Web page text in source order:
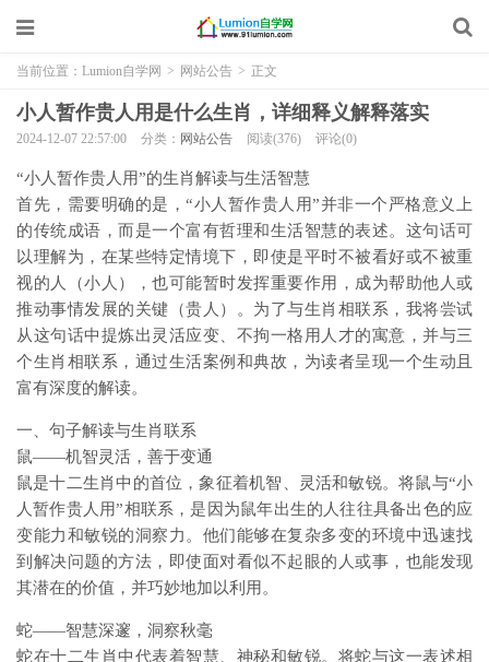
当前位置： Lumion自学网 > 网站公告 > 正文
小人暂作贵人用是什么生肖，详细释义解释落实
2024-12-07 22:57:00 分类： 网站公告 阅读(376) 评论(0)
“小人暂作贵人用”的生肖解读与生活智慧
首先，需要明确的是，“小人暂作贵人用”并非一个严格意义上
的传统成语，而是一个富有哲理和生活智慧的表述。这句话可
以理解为，在某些特定情境下，即使是平时不被看好或不被重
视的人（小人），也可能暂时发挥重要作用，成为帮助他人或
推动事情发展的关键（贵人）。为了与生肖相联系，我将尝试
从这句话中提炼出灵活应变、不拘一格用人才的寓意，并与三
个生肖相联系，通过生活案例和典故，为读者呈现一个生动且
富有深度的解读。
一、句子解读与生肖联系
鼠——机智灵活，善于变通
鼠是十二生肖中的首位，象征着机智、灵活和敏锐。将鼠与“小
人暂作贵人用”相联系，是因为鼠年出生的人往往具备出色的应
变能力和敏锐的洞察力。他们能够在复杂多变的环境中迅速找
到解决问题的方法，即使面对看似不起眼的人或事，也能发现
其潜在的价值，并巧妙地加以利用。
蛇——智慧深邃，洞察秋毫
蛇在十二生肖中代表着智慧、神秘和敏锐。将蛇与这一表述相